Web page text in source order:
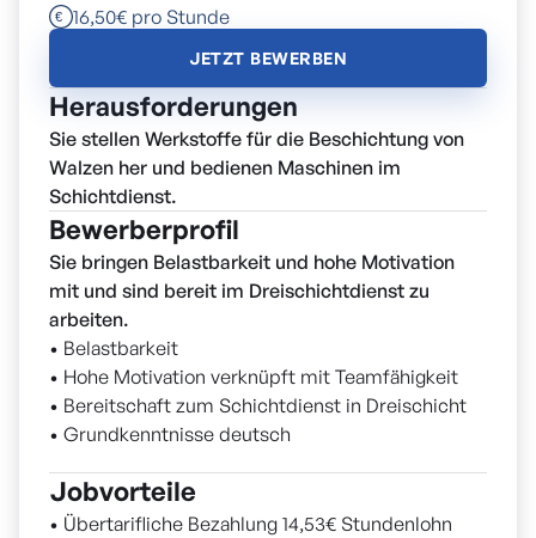
16,50€ pro Stunde
JETZT BEWERBEN
Herausforderungen
Sie stellen Werkstoffe für die Beschichtung von
Walzen her und bedienen Maschinen im
Schichtdienst.
Bewerberprofil
Sie bringen Belastbarkeit und hohe Motivation
mit und sind bereit im Dreischichtdienst zu
arbeiten.
• Belastbarkeit
• Hohe Motivation verknüpft mit Teamfähigkeit
• Bereitschaft zum Schichtdienst in Dreischicht
• Grundkenntnisse deutsch
Jobvorteile
• Übertarifliche Bezahlung 14,53€ Stundenlohn